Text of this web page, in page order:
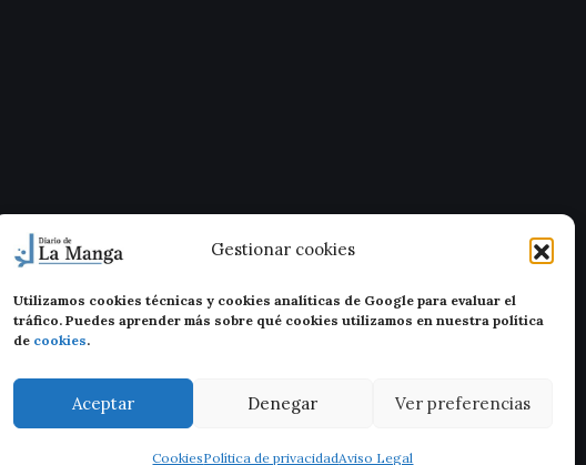
Gestionar cookies
Utilizamos cookies técnicas y cookies analíticas de Google para evaluar el
tráfico. Puedes aprender más sobre qué cookies utilizamos en nuestra política
de cookies.
Aceptar Denegar Ver preferencias
CookiesPolítica de privacidadAviso Legal